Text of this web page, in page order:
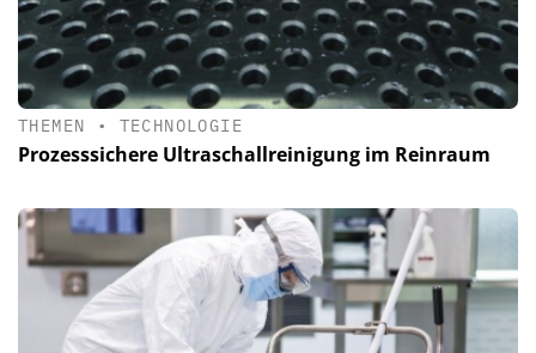
THEMEN • TECHNOLOGIE
Prozesssichere Ultraschall­reinigung im Reinraum